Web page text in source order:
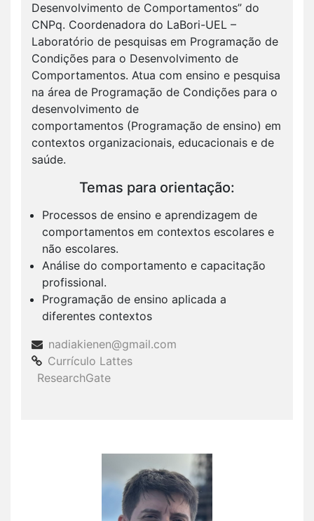
Desenvolvimento de Comportamentos” do
CNPq. Coordenadora do LaBori-UEL –
Laboratório de pesquisas em Programação de
Condições para o Desenvolvimento de
Comportamentos. Atua com ensino e pesquisa
na área de Programação de Condições para o
desenvolvimento de
comportamentos (Programação de ensino) em
contextos organizacionais, educacionais e de
saúde.
Temas para orientação:
Processos de ensino e aprendizagem de
comportamentos em contextos escolares e
não escolares.
Análise do comportamento e capacitação
profissional.
Programação de ensino aplicada a
diferentes contextos
nadiakienen@gmail.com
Currículo Lattes
ResearchGate